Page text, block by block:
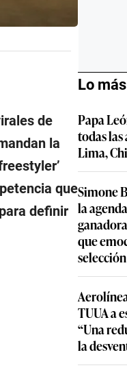
de
la
que
definir
Lo
Papa
todas
Lima,
Simone
la
que
TUUA a
“Una
la